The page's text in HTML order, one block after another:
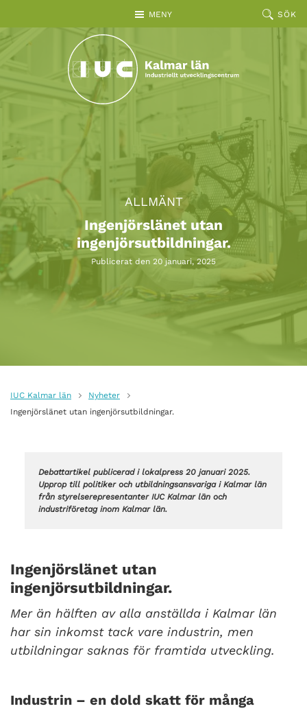
MENY SÖK
ALLMÄNT
Ingenjörslänet utan
ingenjörsutbildningar.
Publicerat den 20 januari, 2025
IUC Kalmar län
Nyheter
Ingenjörslänet utan ingenjörsutbildningar.
Debattartikel publicerad i lokalpress 20 januari 2025.
Upprop till politiker och utbildningsansvariga i Kalmar län
från styrelserepresentanter IUC Kalmar län och
industriföretag inom Kalmar län.
Ingenjörslänet utan
ingenjörsutbildningar.
Mer än hälften av alla anställda i Kalmar län
har sin inkomst tack vare industrin, men
utbildningar saknas för framtida utveckling.
Industrin – en dold skatt för många